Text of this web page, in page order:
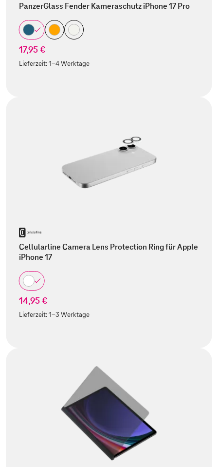
PanzerGlass Fender Kameraschutz iPhone 17 Pro
17,95 €
Lieferzeit:1-4 Werktage
Cellularline Camera Lens Protection Ring für Apple
iPhone 17
14,95 €
Lieferzeit:1-3 Werktage